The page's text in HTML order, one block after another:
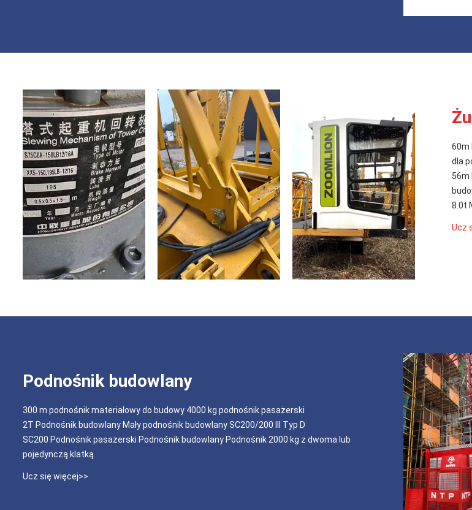
60m
dla
56m
8.0t
Ucz
Podnośnik budowlany
300 m podnośnik materiałowy do budowy 4000 kg podnośnik pasażerski
2T Podnośnik budowlany Mały podnośnik budowlany SC200/200 III Typ D
SC200 Podnośnik pasażerski Podnośnik budowlany Podnośnik 2000 kg z dwoma lub
pojedynczą klatką
Ucz się więcej>>